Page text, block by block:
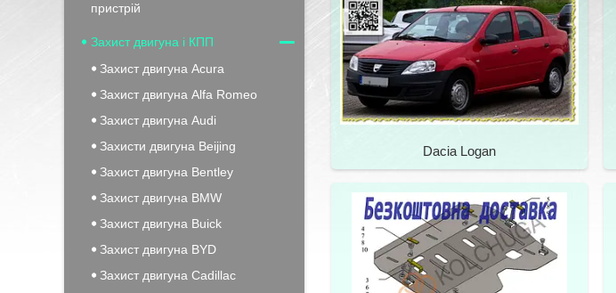
Dacia Logan
пристрій
Захист двигуна і КПП
Захист двигуна Acura
Захист двигуна Alfa Romeo
Захист двигуна Audi
Захисти двигуна Beijing
Захист двигуна Bentley
Захист двигуна BMW
Захист двигуна Buick
Захист двигуна BYD
Захист двигуна Cadillac